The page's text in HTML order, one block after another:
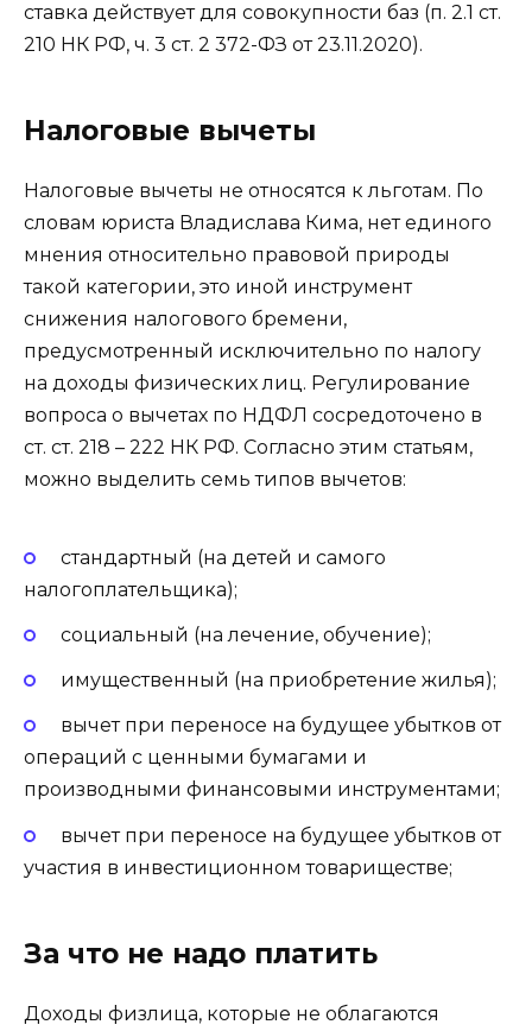
ставка действует для совокупности баз (п. 2.1 ст.
210 НК РФ, ч. 3 ст. 2 372-ФЗ от 23.11.2020).
Налоговые вычеты
Налоговые вычеты не относятся к льготам. По
словам юриста Владислава Кима, нет единого
мнения относительно правовой природы
такой категории, это иной инструмент
снижения налогового бремени,
предусмотренный исключительно по налогу
на доходы физических лиц. Регулирование
вопроса о вычетах по НДФЛ сосредоточено в
ст. ст. 218 – 222 НК РФ. Согласно этим статьям,
можно выделить семь типов вычетов:
стандартный (на детей и самого
налогоплательщика);
социальный (на лечение, обучение);
имущественный (на приобретение жилья);
вычет при переносе на будущее убытков от
операций с ценными бумагами и
производными финансовыми инструментами;
вычет при переносе на будущее убытков от
участия в инвестиционном товариществе;
За что не надо платить
Доходы физлица, которые не облагаются